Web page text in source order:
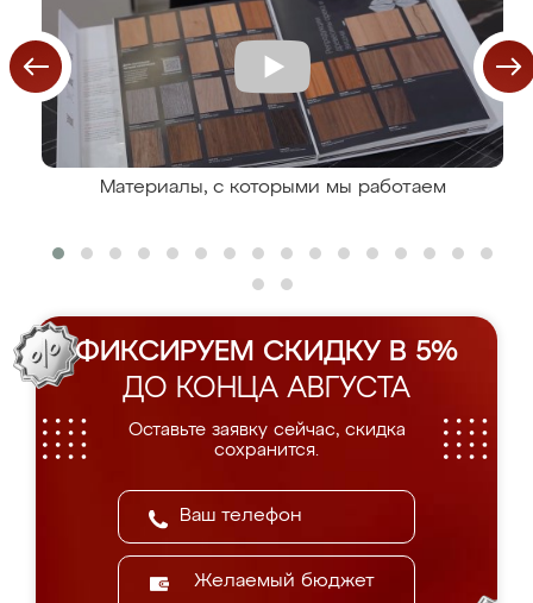
Материалы, с которыми мы работаем
ФИКСИРУЕМ СКИДКУ В 5%
ДО КОНЦА АВГУСТА
Оставьте заявку сейчас, скидка
сохранится.
Желаемый бюджет